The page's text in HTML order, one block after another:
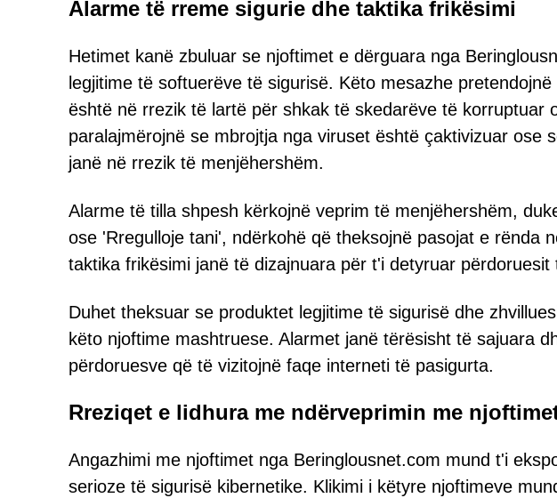
Alarme të rreme sigurie dhe taktika frikësimi
Hetimet kanë zbuluar se njoftimet e dërguara nga
legjitime të softuerëve të sigurisë. Këto mesazhe
është në rrezik të lartë për shkak të skedarëve të korruptuar
paralajmërojnë se mbrojtja nga viruset është çaktivizuar ose
janë në rrezik të menjëhershëm.
Alarme të tilla shpesh kërkojnë veprim të menjëhershëm,
ose 'Rregulloje tani', ndërkohë që theksojnë pasojat e rënda
taktika frikësimi janë të dizajnuara për t'i detyruar
Duhet theksuar se produktet legjitime të sigurisë dhe
këto njoftime mashtruese. Alarmet janë tërësisht të sajuara
përdoruesve që të vizitojnë faqe interneti të pasigurta.
Rreziqet e lidhura me ndërveprimin me
Angazhimi me njoftimet nga Beringlousnet.com mund t'i
serioze të sigurisë kibernetike. Klikimi i këtyre njoftimeve